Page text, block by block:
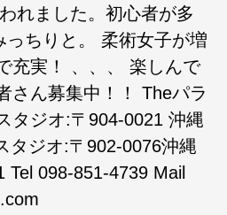
れました。初心者が多
っちりと。 柔術女子が増
充実！ 、、、 楽しんで
さん募集中！！ Theパラ
タジオ:〒904-0021 沖縄
タジオ:〒902-0076沖縄
Tel 098-851-4739 Mail